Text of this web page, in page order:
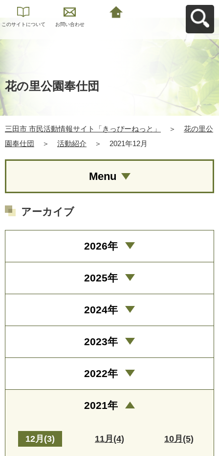
このサイトについて お問い合わせ
花の里公園奉仕団
三田市 市民活動情報サイト「きっぴーねっと」 ＞
花の里公
園奉仕団
＞ 活動紹介 ＞ 2021年12月
Menu
アーカイブ
2026年
2025年
2024年
2023年
2022年
2021年
12月(3) 11月(4) 10月(5)